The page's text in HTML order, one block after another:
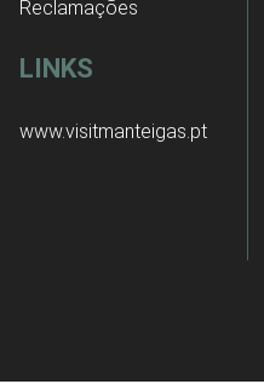
Reclamações
LINKS
www.visitmanteigas.pt